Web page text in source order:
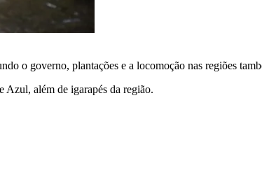
o governo, plantações e a locomoção nas regiões
além de igarapés da região.